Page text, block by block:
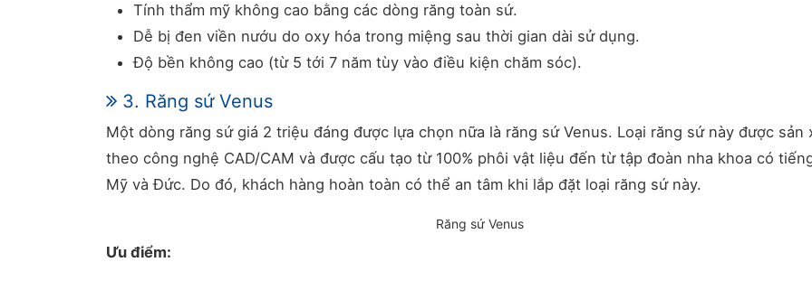
Tính thẩm mỹ không cao bằng các dòng răng toàn sứ.
Dễ bị đen viền nướu do oxy hóa trong miệng sau thời gian dài sử dụng.
Độ bền không cao (từ 5 tới 7 năm tùy vào điều kiện chăm sóc).
3. Răng sứ Venus
Một dòng răng sứ giá 2 triệu đáng được lựa chọn nữa là răng sứ Venus. Loại răng sứ này được sản
theo công nghệ CAD/CAM và được cấu tạo từ 100% phôi vật liệu đến từ tập đoàn nha khoa có
Mỹ và Đức. Do đó, khách hàng hoàn toàn có thể an tâm khi lắp đặt loại răng sứ này.
Răng sứ Venus
Ưu điểm: